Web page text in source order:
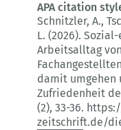
APA citation
Schnitzler, A.,
L. (2026).
Arbeitsalltag
damit umgehen
Zufriedenheit
(2), 33-36.
zeitschrift.de/